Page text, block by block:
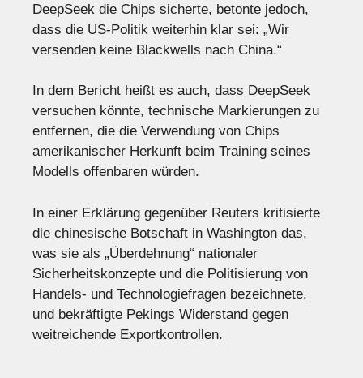
DeepSeek die Chips sicherte, betonte jedoch,
dass die US-Politik weiterhin klar sei: „Wir
versenden keine Blackwells nach China.“
In dem Bericht heißt es auch, dass DeepSeek
versuchen könnte, technische Markierungen zu
entfernen, die die Verwendung von Chips
amerikanischer Herkunft beim Training seines
Modells offenbaren würden.
In einer Erklärung gegenüber Reuters kritisierte
die chinesische Botschaft in Washington das,
was sie als „Überdehnung“ nationaler
Sicherheitskonzepte und die Politisierung von
Handels- und Technologiefragen bezeichnete,
und bekräftigte Pekings Widerstand gegen
weitreichende Exportkontrollen.